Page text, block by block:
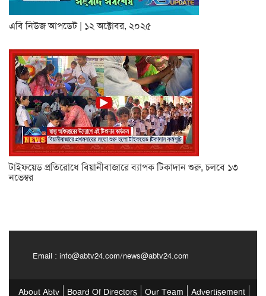
এবি নিউজ আপডেট | ১২ অক্টোবর, ২০২৫
টাইফয়েড প্রতিরোধে বিয়ানীবাজারে ব্যাপক টিকাদান শুরু, চলবে ১৩
নভেম্বর
Email : info@abtv24.com/news@abtv24.com
About Abtv Board Of Directors Our Team Advertisement